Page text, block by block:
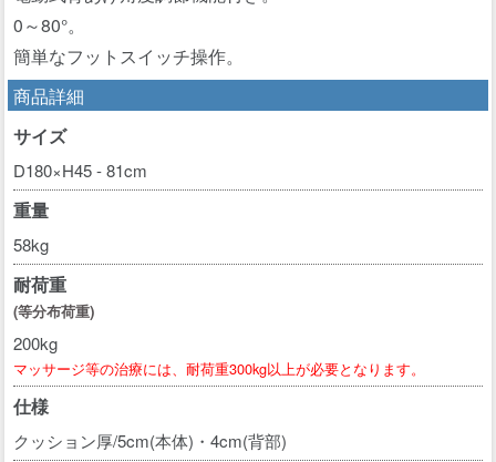
0～80°。
簡単なフットスイッチ操作。
商品詳細
サイズ
D180×H45 - 81cm
重量
58kg
耐荷重
(等分布荷重)
200kg
マッサージ等の治療には、耐荷重300kg以上が必要となります。
仕様
クッション厚/5cm(本体)・4cm(背部)